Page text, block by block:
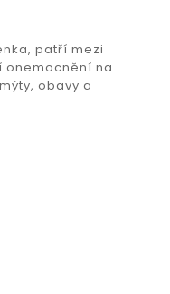
patří mezi
onemocnění na
obavy a